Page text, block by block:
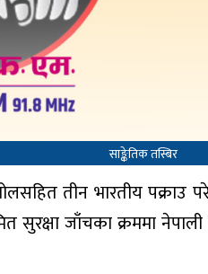
साङ्केतिक तस्बिर
तीन भारतीय पक्राउ
सुरक्षा जाँचका क्रममा